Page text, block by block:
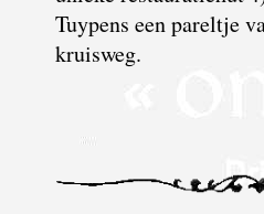
Tuypens een pareltje
kruisweg.